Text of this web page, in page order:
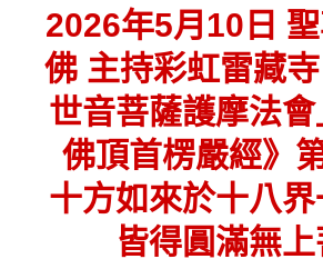
2026年5月10日
佛 主持彩虹雷藏
世音菩薩護摩法
佛頂首楞嚴經》
十方如來於十八
皆得圓滿無